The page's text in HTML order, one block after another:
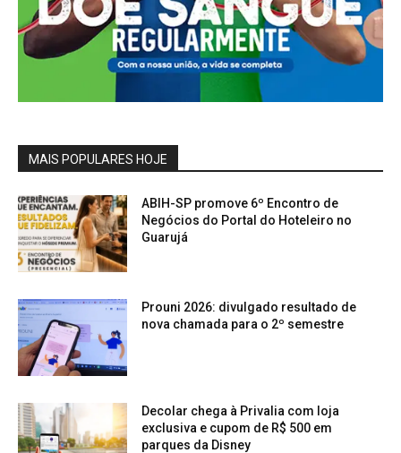
MAIS POPULARES HOJE
ABIH-SP promove 6º Encontro de
Negócios do Portal do Hoteleiro no
Guarujá
Prouni 2026: divulgado resultado de
nova chamada para o 2º semestre
Decolar chega à Privalia com loja
exclusiva e cupom de R$ 500 em
parques da Disney